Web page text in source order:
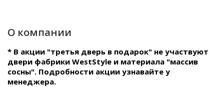
О компании
* В акции "третья дверь в подарок" не участвуют
двери фабрики WestStyle и материала "массив
сосны". Подробности акции узнавайте у
менеджера.